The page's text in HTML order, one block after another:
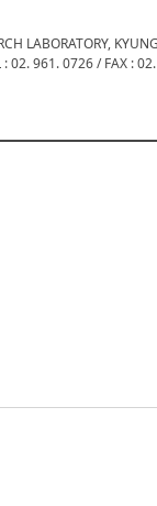
LABORATORY,
02. 961. 0726 / FAX :